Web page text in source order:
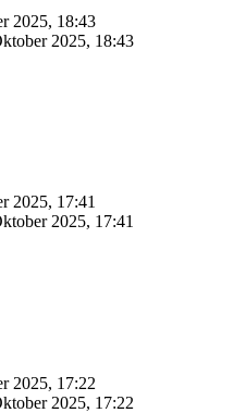
2025, 18:43
2025, 18:43
2025, 17:41
2025, 17:41
2025, 17:22
2025, 17:22